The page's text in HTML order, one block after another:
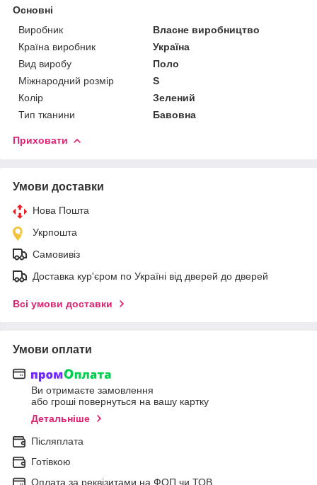
Основні
Виробник
Власне виробництво
Країна виробник
Україна
Вид виробу
Поло
Міжнародний розмір
S
Колір
Зелений
Тип тканини
Бавовна
Приховати
Умови доставки
Нова Пошта
Укрпошта
Самовивіз
Доставка кур'єром по Україні від дверей до дверей
Всі умови доставки
Умови оплати
Ви отримаєте замовлення
або гроші повернуться на вашу картку
Детальніше
Післяплата
Готівкою
Оплата за реквізитами на ФОП чи ТОВ